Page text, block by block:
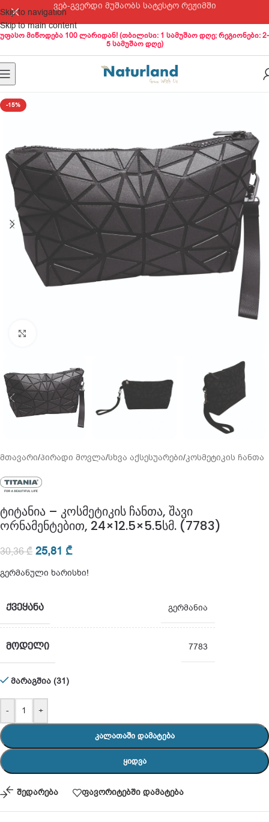
Skip to navigation
Skip to main content
ვებ-გვერდი მუშაობს სატესტო რეჟიმში
უფასო მიწოდება 100 ლარიდან! (თბილისი: 1 სამუშაო დღე; რეგიონები: 2-
5 სამუშაო დღე)
-15%
მთავარი/პირადი მოვლა/სხვა აქსესუარები/კოსმეტიკის ჩანთა
ტიტანია – კოსმეტიკის ჩანთა, შავი
ორნამენტებით, 24×12.5×5.5სმ. (7783)
30,36₾ 25,81 ₾
გერმანული ხარისხი!
ᲥᲕᲔᲧᲐᲜᲐ გერმანია
ᲛᲝᲓᲔᲚᲘ 7783
მარაგშია (31)
- +
ᲙᲐᲚᲐᲗᲐᲨᲘ ᲓᲐᲛᲐᲢᲔᲑᲐ
ᲧᲘᲓᲕᲐ
შედარება ფავორიტებში დამატება